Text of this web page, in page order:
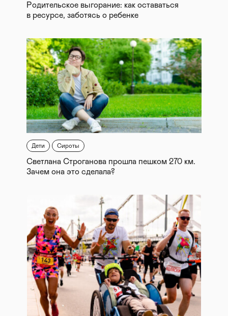
Родительское выгорание: как оставаться
в ресурсе, заботясь о ребенке
Дети Сироты
Светлана Строганова прошла пешком 270 км.
Зачем она это сделала?